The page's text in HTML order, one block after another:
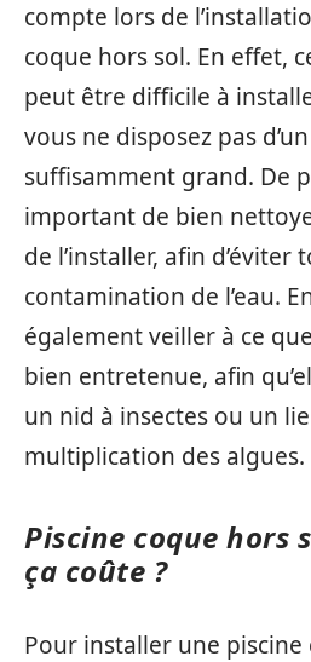
compte lors de
coque hors sol. En effet,
peut être difficile à
vous ne disposez pas
suffisamment grand. De
important de bien
de l’installer, afin d’éviter
contamination de l’eau.
également veiller à ce
bien entretenue, afin
un nid à insectes ou un
multiplication des algues.
Piscine coque hors
ça coûte ?
Pour installer une piscine